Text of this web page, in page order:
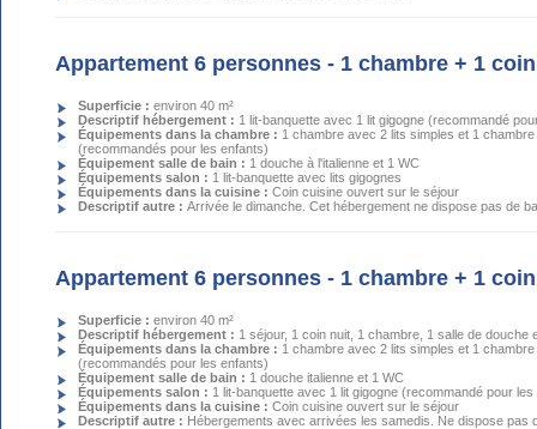
Appartement 6 personnes - 1 chambre + 1
Superficie :environ 40 m²
Descriptif hébergement : 1 lit-banquette avec 1 lit gigogne (recommandé
Équipements dans la chambre : 1 chambre avec 2 lits simples et 1
(recommandés pour les enfants)
Équipement salle de bain : 1 douche à l'italienne et 1 WC
Équipements salon : 1 lit-banquette avec lits gigognes
Équipements dans la cuisine :Coin cuisine ouvert sur le séjour
Descriptif autre :Arrivée le dimanche. Cet hébergement ne dispose pas de
Appartement 6 personnes - 1 chambre + 1
Superficie :environ 40 m²
Descriptif hébergement : 1 séjour, 1 coin nuit, 1 chambre, 1 salle de douche
Équipements dans la chambre : 1 chambre avec 2 lits simples et 1
(recommandés pour les enfants)
Équipement salle de bain : 1 douche italienne et 1 WC
Équipements salon : 1 lit-banquette avec 1 lit gigogne (recommandé pour
Équipements dans la cuisine :Coin cuisine ouvert sur le séjour
Descriptif autre : Hébergements avec arrivées les samedis. Ne dispose pas